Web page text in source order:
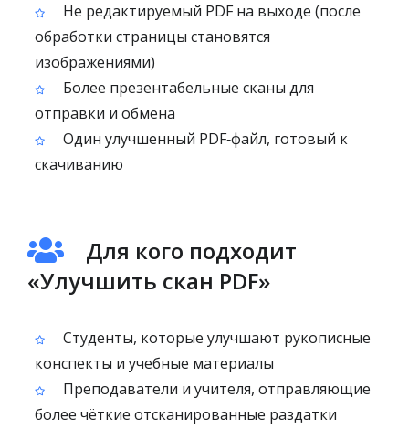
Не редактируемый PDF на выходе (после
обработки страницы становятся
изображениями)
Более презентабельные сканы для
отправки и обмена
Один улучшенный PDF‑файл, готовый к
скачиванию
Для кого подходит
«Улучшить скан PDF»
Студенты, которые улучшают рукописные
конспекты и учебные материалы
Преподаватели и учителя, отправляющие
более чёткие отсканированные раздатки